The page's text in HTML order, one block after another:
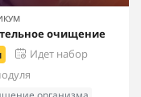
очищение
Идет набор